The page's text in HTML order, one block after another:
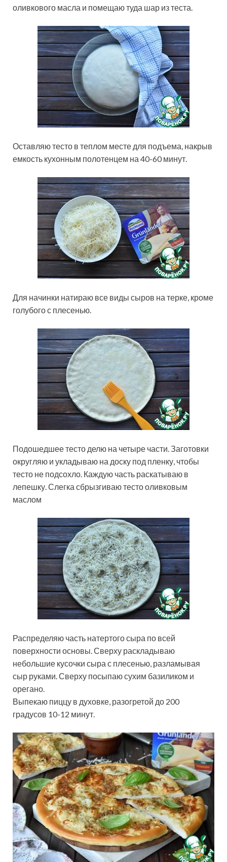
оливкового масла и помещаю туда шар из теста.
Оставляю тесто в теплом месте для подъема, накрыв
емкость кухонным полотенцем на 40-60 минут.
Для начинки натираю все виды сыров на терке, кроме
голубого с плесенью.
Подошедшее тесто делю на четыре части. Заготовки
округляю и укладываю на доску под пленку, чтобы
тесто не подсохло. Каждую часть раскатываю в
лепешку. Слегка сбрызгиваю тесто оливковым
маслом
Распределяю часть натертого сыра по всей
поверхности основы. Сверху раскладываю
небольшие кусочки сыра с плесенью, разламывая
сыр руками. Сверху посыпаю сухим базиликом и
орегано.
Выпекаю пиццу в духовке, разогретой до 200
градусов 10-12 минут.